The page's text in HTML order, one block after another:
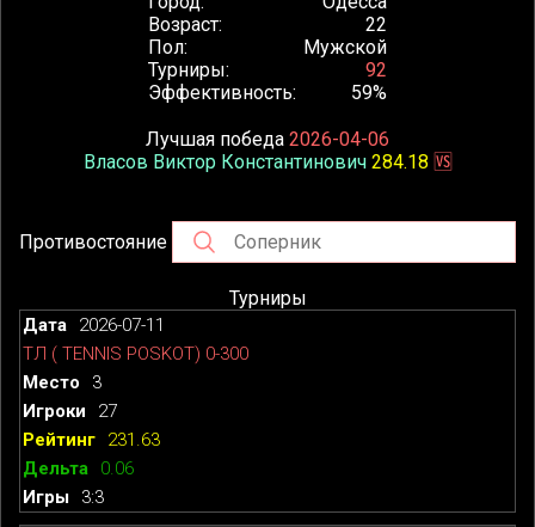
Возраст
22
Пол
Мужской
Турниры
92
Эффективность
59%
Лучшая победа 2026-04-06
Власов Виктор Константинович 284.18 🆚
Противостояние
Турниры
2026-07-11
ТЛ ( TENNIS POSKOT) 0-300
3
27
231.63
0.06
3:3